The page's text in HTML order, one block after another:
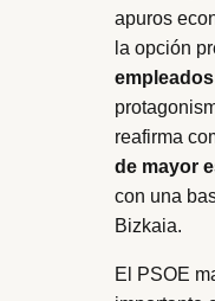
apuros
la opción
reafirma
de mayor
con una
Bizkaia.
El PSOE